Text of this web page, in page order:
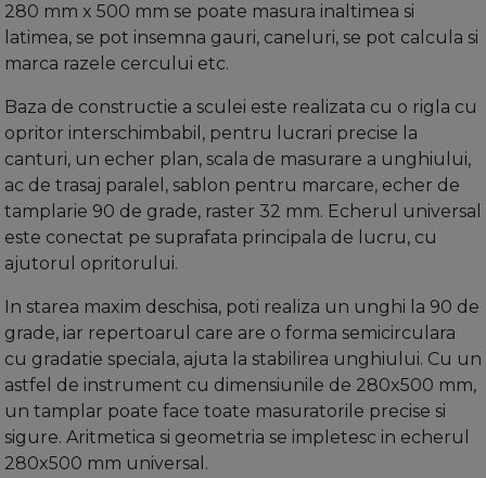
280 mm x 500 mm se poate masura inaltimea si
latimea, se pot insemna gauri, caneluri, se pot calcula si
marca razele cercului etc.
Baza de constructie a sculei este realizata cu o rigla cu
opritor interschimbabil, pentru lucrari precise la
canturi, un echer plan, scala de masurare a unghiului,
ac de trasaj paralel, sablon pentru marcare, echer de
tamplarie 90 de grade, raster 32 mm. Echerul universal
este conectat pe suprafata principala de lucru, cu
ajutorul opritorului.
In starea maxim deschisa, poti realiza un unghi la 90 de
grade, iar repertoarul care are o forma semicirculara
cu gradatie speciala, ajuta la stabilirea unghiului. Cu un
astfel de instrument cu dimensiunile de 280x500 mm,
un tamplar poate face toate masuratorile precise si
sigure. Aritmetica si geometria se impletesc in echerul
280x500 mm universal.